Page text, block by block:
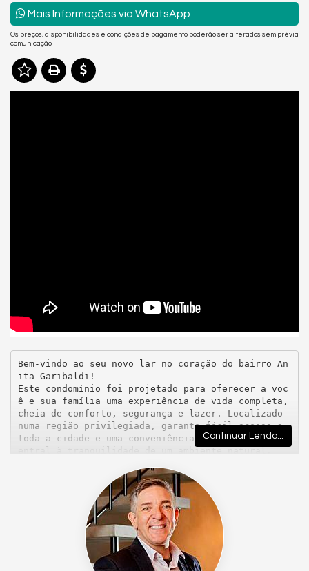
Mais Informações via WhatsApp
Os preços, disponibilidades e condições de pagamento poderão ser alterados sem prévia
comunicação.
Bem-vindo ao seu novo lar no coração do bairro An
ita Garibaldi!
Este condomínio foi projetado para oferecer a voc
ê e sua família uma experiência de vida completa,
cheia de conforto, segurança e lazer. Localizado
numa região privilegiada, garante fácil acesso a
toda a cidade e uma conveniência de um endereço c
entral à tranquilidade de um ambiente natural.
Este condomínio foi cuidadosamente planejado para
atender a todas as suas necessidades e superar su
as expectativas:
Acessibilidade para PNE : Espaços pensados para t
odos, com acessibilidade em toda a infraestrutur
Aquecimento a Gás e Gás Individual : Com conforto
Continuar Lendo...